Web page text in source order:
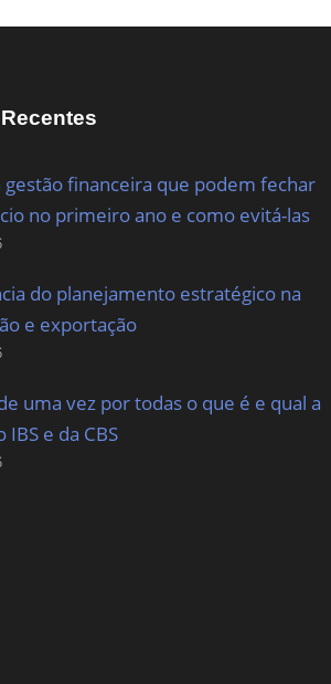
gestão financeira que podem fechar
no primeiro ano e como evitá-las
do planejamento estratégico na
e exportação
uma vez por todas o que é e qual a
IBS e da CBS